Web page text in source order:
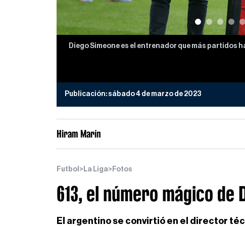
Diego Simeone es el entrenador que más partidos
Publicación: sábado 4 de marzo de 2023
Hiram Marín
Futbol > La Liga> Fotos
613, el número mágico de
El argentino se convirtió en el director